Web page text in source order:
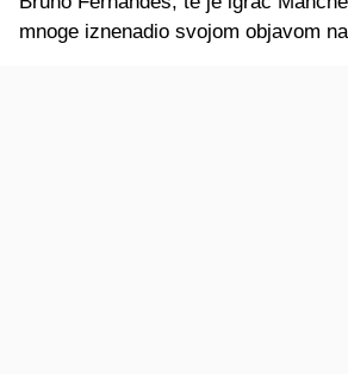
mnoge iznenadio svojom objavom